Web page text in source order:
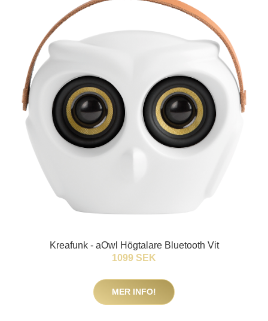
Kreafunk - aOwl Högtalare Bluetooth Vit
1099 SEK
MER INFO!